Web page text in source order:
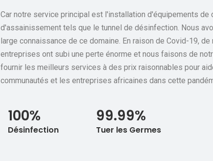
Car notre service principal est l'installation d'équipements de
d'assainissement tels que le tunnel de désinfection. Nous
large connaissance de ce domaine. En raison de Covid-19,
entreprises ont subi une perte énorme et nous faisons de
fournir les meilleurs services à des prix raisonnables pour
communautés et les entreprises africaines dans cette
100%
Désinfection
99.99%
Tuer les Germes